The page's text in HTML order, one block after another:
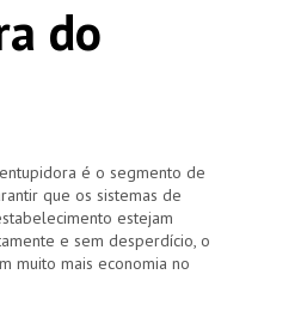
do
é o segmento de
que os sistemas de
estejam
e sem desperdício, o
muito mais economia no